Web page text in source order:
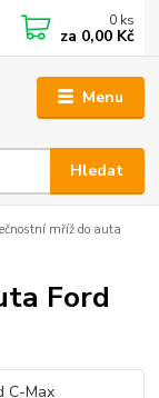
Menu
Hledat
0 ks
za 0,00 Kč
mříž do auta
Ford